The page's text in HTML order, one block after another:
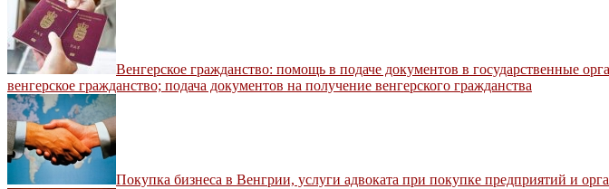
Венгерское гражданство: помощь в подаче документов в государственные
венгерское гражданство; подача документов на получение венгерского гражданства
Покупка бизнеса в Венгрии, услуги адвоката при покупке предприятий и